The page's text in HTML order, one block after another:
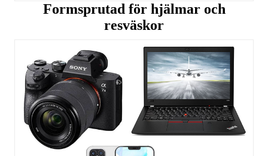
Formsprutad för hjälmar och
resväskor